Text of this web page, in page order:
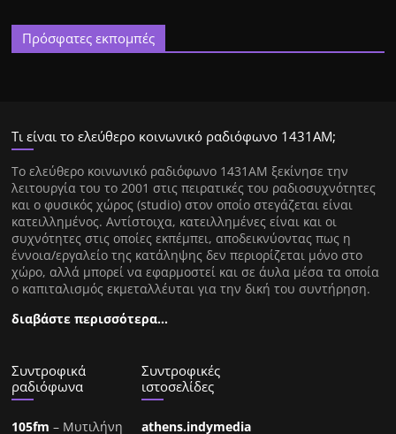
Πρόσφατες εκπομπές
Τι είναι το ελεύθερο κοινωνικό ραδιόφωνο 1431ΑΜ;
Tο ελεύθερο κοινωνικό ραδιόφωνο 1431AM ξεκίνησε την
λειτουργία του το 2001 στις πειρατικές του ραδιοσυχνότητες
και ο φυσικός χώρος (studio) στον οποίο στεγάζεται είναι
κατειλλημένος. Αντίστοιχα, κατειλλημένες είναι και οι
συχνότητες στις οποίες εκπέμπει, αποδεικνύοντας πως η
έννοια/εργαλείο της κατάληψης δεν περιορίζεται μόνο στο
χώρο, αλλά μπορεί να εφαρμοστεί και σε άυλα μέσα τα οποία
ο καπιταλισμός εκμεταλλέυται για την δική του συντήρηση.
διαβάστε περισσότερα…
Συντροφικά
ραδιόφωνα
105fm – Μυτιλήνη
Συντροφικές
ιστοσελίδες
athens.indymedia